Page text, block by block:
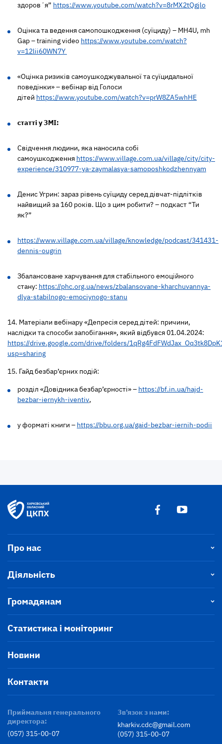
здоровʼя” https://www.youtube.com/watch?v=8rMX2tQgjlo
Оцінка та ведення самопошкодження (суїциду) – MH4U, mh
Gap – training video https://www.youtube.com/watch?
v=12lii60WN7Y
«Оцінка ризиків самоушкоджувальної та суїцидальної
поведінки» – вебінар від Голоси
дітей https://www.youtube.com/watch?v=prW8ZA5whHE
статті у ЗМІ:
Свідчення людини, яка наносила собі
самоушкодження https://www.village.com.ua/village/city/city-
experience/310977-ya-zaymalasya-samoposhkodzhennyam
Денис Угрин: зараз рівень суїциду серед дівчат-підлітків
найвищий за 160 років. Що з цим робити? – подкаст “Ти
як?”
https://www.village.com.ua/village/knowledge/podcast/341431-
dennis-ougrin
Збалансоване харчування для стабільного емоційного
стану: https://phc.org.ua/news/zbalansovane-kharchuvannya-
dlya-stabilnogo-emociynogo-stanu
14. Матеріали вебінару «Депресія серед дітей: причини,
наслідки та способи запобігання», який відбувся 01.04.2024:
https://drive.google.com/drive/folders/
usp=sharing
15. Гайд безбар’єрних подій:
розділ «Довідника безбар’єрності» – https://bf.in.ua/hajd-
bezbar-iernykh-iventiv,
у форматі книги – https://bbu.org.ua/gaid-bezbar-iernih-podii
Про нас
Діяльність
Громадянам
Статистика і моніторинг
Новини
Контакти
Приймальня генерального
директора:
(057) 315-00-07
Зв’язок з нами:
kharkiv.cdc@gmail.com
(057) 315-00-07